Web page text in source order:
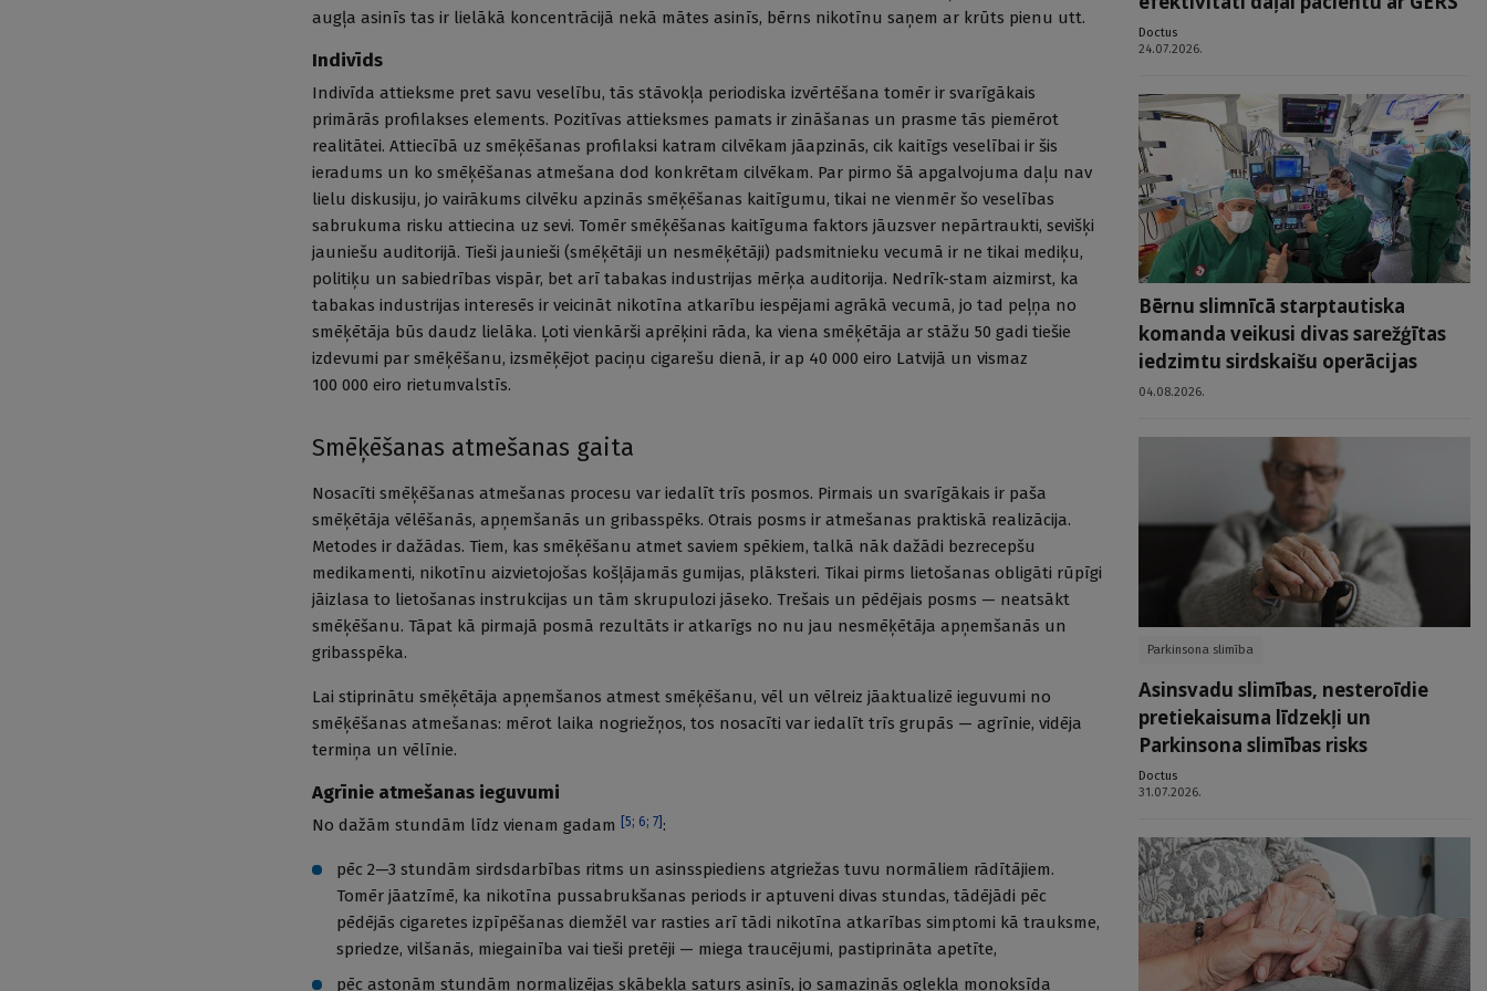
augļa asinīs tas ir lielākā koncentrācijā nekā mātes asinīs, bērns nikotīnu saņem ar krūts pienu utt.
Indivīds
Indivīda attieksme pret savu veselību, tās stāvokļa periodiska izvērtēšana tomēr ir svarīgākais
primārās profilakses elements. Pozitīvas attieksmes pamats ir zināšanas un prasme tās piemērot
realitātei. Attiecībā uz smēķēšanas profilaksi katram cilvēkam jāapzinās, cik kaitīgs veselībai ir šis
ieradums un ko smēķēšanas atmešana dod konkrētam cilvēkam. Par pirmo šā apgalvojuma daļu nav
lielu diskusiju, jo vairākums cilvēku apzinās smēķēšanas kaitīgumu, tikai ne vienmēr šo veselības
sabrukuma risku attiecina uz sevi. Tomēr smēķēšanas kaitīguma faktors jāuzsver nepārtraukti, sevišķi
jauniešu auditorijā. Tieši jaunieši (smēķētāji un nesmēķētāji) padsmitnieku vecumā ir ne tikai mediķu,
politiķu un sabiedrības vispār, bet arī tabakas industrijas mērķa auditorija. Nedrīk-stam aizmirst, ka
tabakas industrijas interesēs ir veicināt nikotīna atkarību iespējami agrākā vecumā, jo tad peļņa no
smēķētāja būs daudz lielāka. Ļoti vienkārši aprēķini rāda, ka viena smēķētāja ar stāžu 50 gadi tiešie
izdevumi par smēķēšanu, izsmēķējot paciņu cigarešu dienā, ir ap 40 000 eiro Latvijā un vismaz
100 000 eiro rietumvalstīs.
Smēķēšanas atmešanas gaita
Nosacīti smēķēšanas atmešanas procesu var iedalīt trīs posmos. Pirmais un svarīgākais ir paša
smēķētāja vēlēšanās, apņemšanās un gribasspēks. Otrais posms ir atmešanas praktiskā realizācija.
Metodes ir dažādas. Tiem, kas smēķēšanu atmet saviem spēkiem, talkā nāk dažādi bezrecepšu
medikamenti, nikotīnu aizvietojošas košļājamās gumijas, plāksteri. Tikai pirms lietošanas obligāti rūpīgi
jāizlasa to lietošanas instrukcijas un tām skrupulozi jāseko. Trešais un pēdējais posms — neatsākt
smēķēšanu. Tāpat kā pirmajā posmā rezultāts ir atkarīgs no nu jau nesmēķētāja apņemšanās un
gribasspēka.
Lai stiprinātu smēķētāja apņemšanos atmest smēķēšanu, vēl un vēlreiz jāaktualizē ieguvumi no
smēķēšanas atmešanas: mērot laika nogriežņos, tos nosacīti var iedalīt trīs grupās — agrīnie, vidēja
termiņa un vēlīnie.
Agrīnie atmešanas ieguvumi
No dažām stundām līdz vienam gadam [5; 6; 7] :
pēc 2—3 stundām sirdsdarbības ritms un asinsspiediens atgriežas tuvu normāliem rādītājiem.
Tomēr jāatzīmē, ka nikotīna pussabrukšanas periods ir aptuveni divas stundas, tādējādi pēc
pēdējās cigaretes izpīpēšanas diemžēl var rasties arī tādi nikotīna atkarības simptomi kā trauksme,
spriedze, vilšanās, miegainība vai tieši pretēji — miega traucējumi, pastiprināta apetīte,
pēc astoņām stundām normalizējas skābekļa saturs asinīs, jo samazinās oglekļa monoksīda
Doctus
24.07.2026.
Bērnu slimnīcā starptautiska
komanda veikusi divas sarežģītas
iedzimtu sirdskaišu operācijas
04.08.2026.
Parkinsona slimība
Asinsvadu slimības, nesteroīdie
pretiekaisuma līdzekļi un
Parkinsona slimības risks
Doctus
31.07.2026.